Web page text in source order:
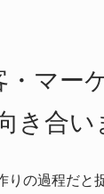
マー
き合い
の過程だと